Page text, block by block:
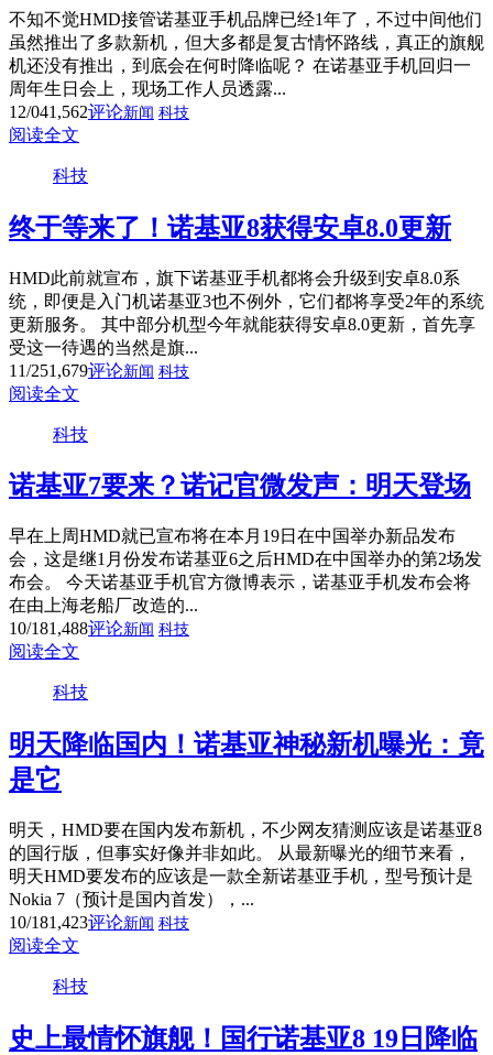
不知不觉HMD接管诺基亚手机品牌已经1年了，不过中间他们
虽然推出了多款新机，但大多都是复古情怀路线，真正的旗舰
机还没有推出，到底会在何时降临呢？ 在诺基亚手机回归一
周年生日会上，现场工作人员透露...
12/041,562评论新闻 科技
阅读全文
科技
终于等来了！诺基亚8获得安卓8.0更新
HMD此前就宣布，旗下诺基亚手机都将会升级到安卓8.0系
统，即便是入门机诺基亚3也不例外，它们都将享受2年的系统
更新服务。 其中部分机型今年就能获得安卓8.0更新，首先享
受这一待遇的当然是旗...
11/251,679评论新闻 科技
阅读全文
科技
诺基亚7要来？诺记官微发声：明天登场
早在上周HMD就已宣布将在本月19日在中国举办新品发布
会，这是继1月份发布诺基亚6之后HMD在中国举办的第2场发
布会。 今天诺基亚手机官方微博表示，诺基亚手机发布会将
在由上海老船厂改造的...
10/181,488评论新闻 科技
阅读全文
科技
明天降临国内！诺基亚神秘新机曝光：竟
是它
明天，HMD要在国内发布新机，不少网友猜测应该是诺基亚8
的国行版，但事实好像并非如此。 从最新曝光的细节来看，
明天HMD要发布的应该是一款全新诺基亚手机，型号预计是
Nokia 7（预计是国内首发），...
10/181,423评论新闻 科技
阅读全文
科技
史上最情怀旗舰！国行诺基亚8 19日降临